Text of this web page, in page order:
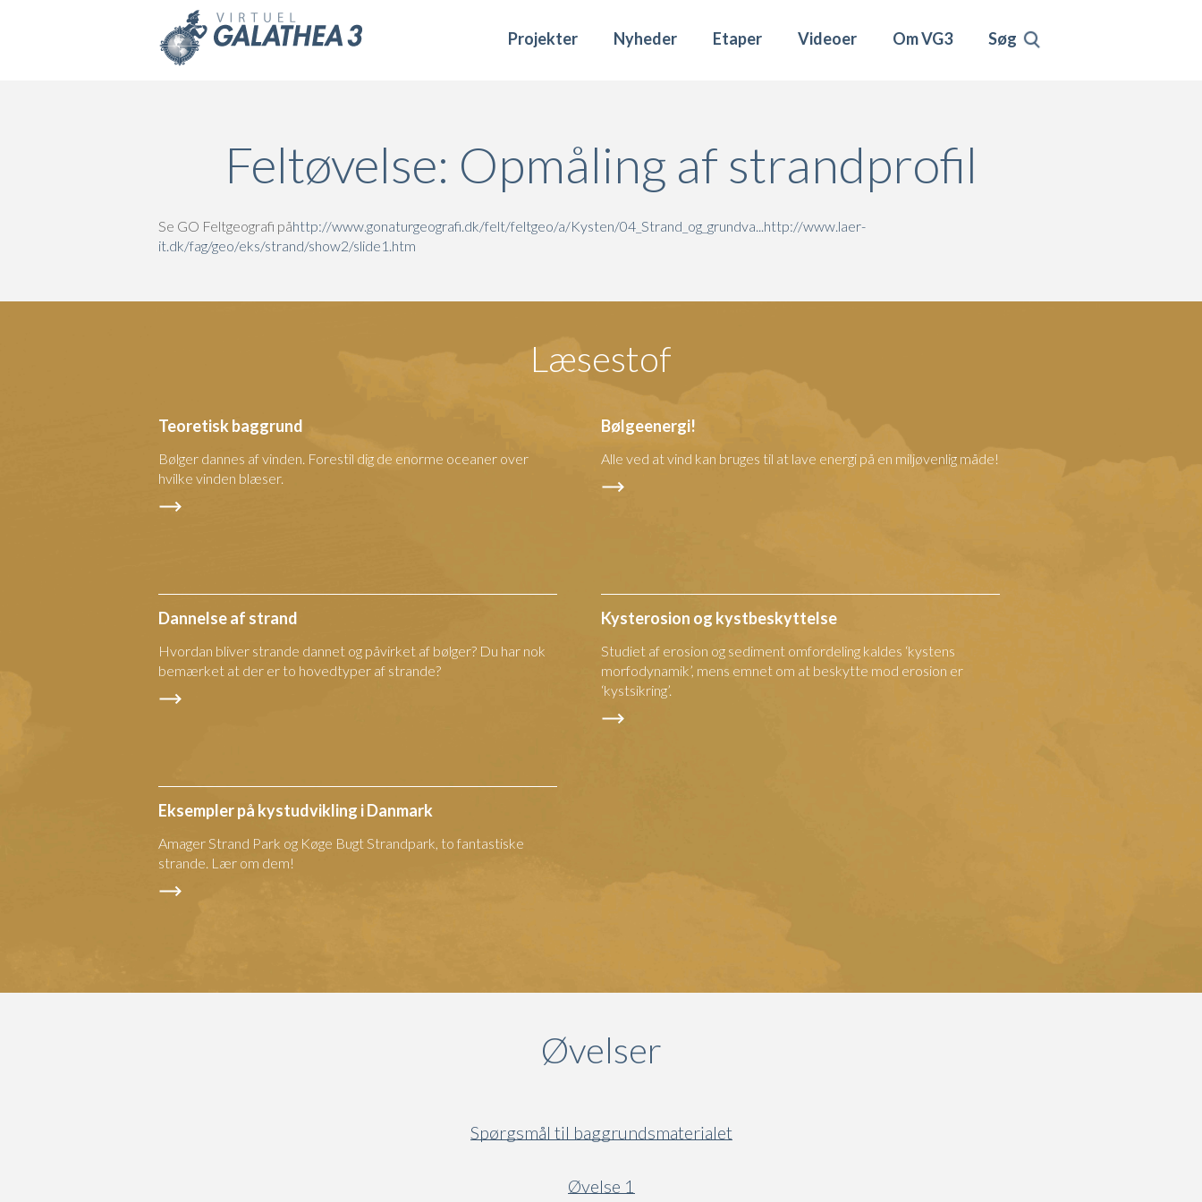
Projekter Nyheder Etaper Videoer Om VG3 Søg
Feltøvelse: Opmåling af strandprofil
Se GO Feltgeografi påhttp://www.gonaturgeografi.dk/felt/feltgeo/a/Kysten/04_Strand_og_grundva...http://www.laer-
it.dk/fag/geo/eks/strand/show2/slide1.htm
Læsestof
Teoretisk baggrund
Bølger dannes af vinden. Forestil dig de enorme oceaner over
hvilke vinden blæser.
Bølgeenergi!
Alle ved at vind kan bruges til at lave energi på en miljøvenlig måde!
Dannelse af strand
Hvordan bliver strande dannet og påvirket af bølger? Du har nok
bemærket at der er to hovedtyper af strande?
Kysterosion og kystbeskyttelse
Studiet af erosion og sediment omfordeling kaldes ‘kystens
morfodynamik’, mens emnet om at beskytte mod erosion er
‘kystsikring’.
Eksempler på kystudvikling i Danmark
Amager Strand Park og Køge Bugt Strandpark, to fantastiske
strande. Lær om dem!
Øvelser
Spørgsmål til baggrundsmaterialet
Øvelse 1